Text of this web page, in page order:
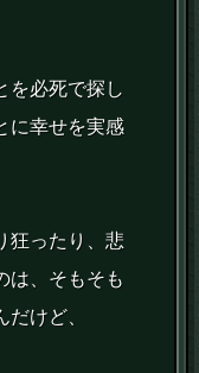
を必死で探し
に幸せを実感
狂ったり、悲
は、そもそも
けど、